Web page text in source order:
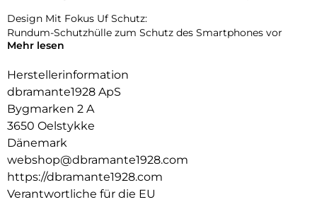
Design Mit Fokus Uf Schutz:
Rundum-Schutzhülle zum Schutz des Smartphones vor
Beschädigungen.
Mehr lesen
Herstellerinformation
dbramante1928 ApS
Bygmarken 2 A
3650 Oelstykke
Dänemark
webshop@dbramante1928.com
https://dbramante1928.com
Verantwortliche für die EU